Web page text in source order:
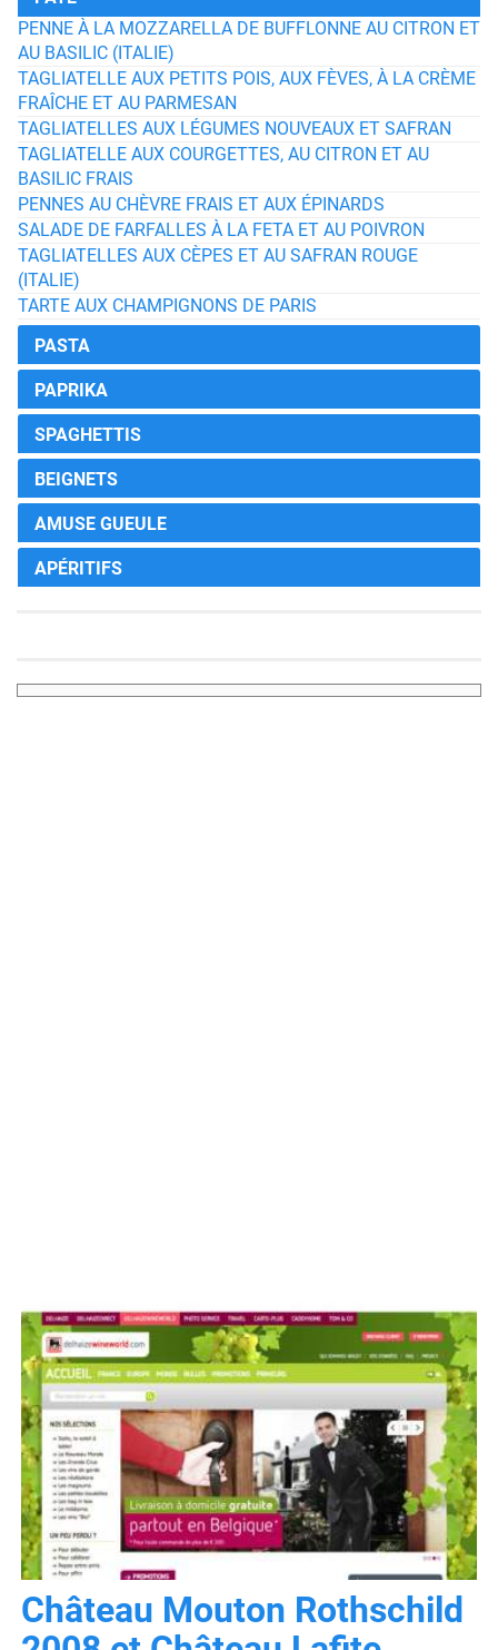
PENNE À LA MOZZARELLA DE BUFFLONNE AU CITRON ET
AU BASILIC (ITALIE)
TAGLIATELLE AUX PETITS POIS, AUX FÈVES, À LA CRÈME
FRAÎCHE ET AU PARMESAN
TAGLIATELLES AUX LÉGUMES NOUVEAUX ET SAFRAN
TAGLIATELLE AUX COURGETTES, AU CITRON ET AU
BASILIC FRAIS
PENNES AU CHÈVRE FRAIS ET AUX ÉPINARDS
SALADE DE FARFALLES À LA FETA ET AU POIVRON
TAGLIATELLES AUX CÈPES ET AU SAFRAN ROUGE
(ITALIE)
TARTE AUX CHAMPIGNONS DE PARIS
PASTA
PAPRIKA
SPAGHETTIS
BEIGNETS
AMUSE GUEULE
APÉRITIFS
Château Mouton Rothschild